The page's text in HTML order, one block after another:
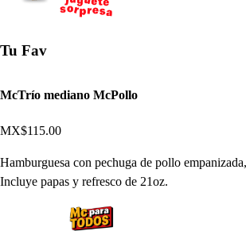
Tu Fav
McTrío mediano McPollo
MX$115.00
Hamburguesa con pechuga de pollo
Incluye papas y refresco de 21oz.